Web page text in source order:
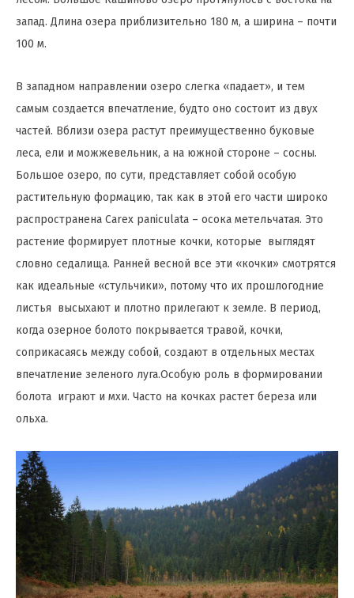
запад. Длина озера приблизительно 180 м, а ширина – почти
100 м.
В западном направлении озеро слегка «падает», и тем
самым создается впечатление, будто оно состоит из двух
частей. Вблизи озера растут преимущественно буковые
леса, ели и можжевельник, а на южной стороне – сосны.
Большое озеро, по сути, представляет собой особую
растительную формацию, так как в этой его части широко
распространена Carex paniculata – осока метельчатая. Это
растение формирует плотные кочки, которые выглядят
словно седалища. Ранней весной все эти «кочки» смотрятся
как идеальные «стульчики», потому что их прошлогодние
листья высыхают и плотно прилегают к земле. В период,
когда озерное болото покрывается травой, кочки,
соприкасаясь между собой, создают в отдельных местах
впечатление зеленого луга.Особую роль в формировании
болота играют и мхи. Часто на кочках растет береза или
ольха.